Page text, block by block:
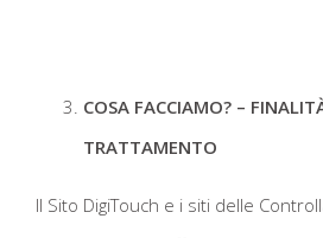
COSA FACCIAMO? –
TRATTAMENTO
Il Sito DigiTouch e i siti delle